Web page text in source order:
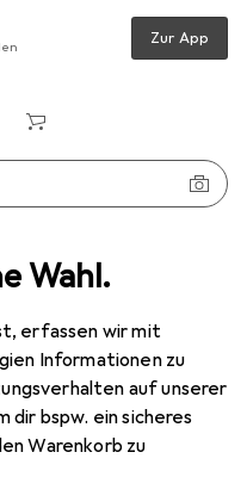
Wahl.
erfassen wir mit
Informationen zu
auf unserer
dir bspw. ein sicheres
Warenkorb zu
Zur App
- Shade: Cream
make-up in stick
12 g - Shade:
8.50 g